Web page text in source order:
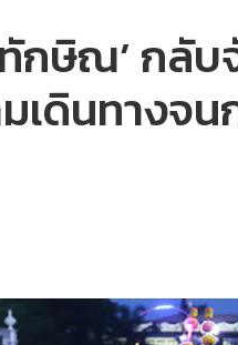
กษิณ’ กลับ
เดินทางจ